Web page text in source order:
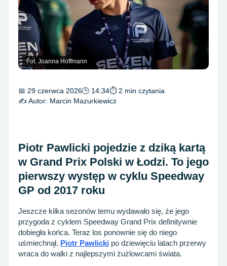
Fot. Joanna Hoffmann
📅 29 czerwca 2026🕒 14:34⏱ 2 min czytania
✍️ Autor: Marcin Mazurkiewicz
Piotr Pawlicki pojedzie z dziką kartą
w Grand Prix Polski w Łodzi. To jego
pierwszy występ w cyklu Speedway
GP od 2017 roku
Jeszcze kilka sezonów temu wydawało się, że jego
przygoda z cyklem Speedway Grand Prix definitywnie
dobiegła końca. Teraz los ponownie się do niego
uśmiechnął. Piotr Pawlicki po dziewięciu latach przerwy
wraca do walki z najlepszymi żużlowcami świata.